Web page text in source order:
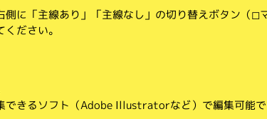
に「主線あり」「主線なし」の切り替えボタン（◻︎マ
ださい。
できるソフト（Adobe Illustratorなど）で編集可能で